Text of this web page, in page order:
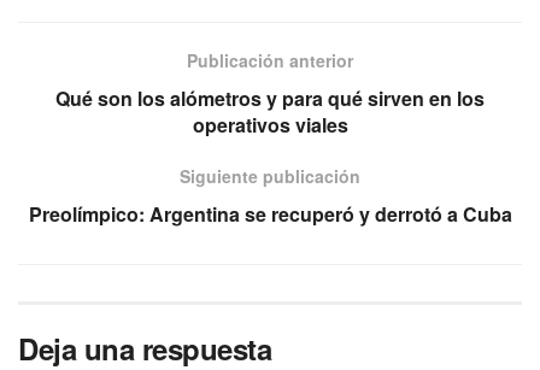
Publicación anterior
Qué son los alómetros y para qué sirven en los
operativos viales
Siguiente publicación
Preolímpico: Argentina se recuperó y derrotó a Cuba
Deja una respuesta